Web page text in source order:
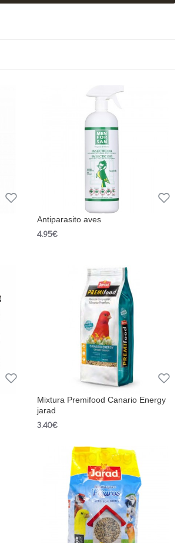
Antiparasito aves
4.95€
Mixtura Premifood Canario Energy
jarad
3.40€